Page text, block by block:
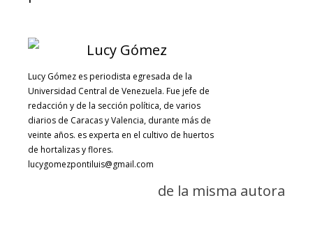
Lucy Gómez es periodista egresada de la
Universidad Central de Venezuela. Fue jefe de
redacción y de la sección política, de varios
diarios de Caracas y Valencia, durante más de
veinte años. es experta en el cultivo de huertos
de hortalizas y flores.
lucygomezpontiluis@gmail.com
de la misma autora